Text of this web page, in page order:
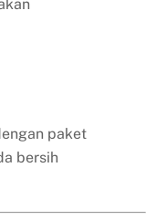
paket
bersih